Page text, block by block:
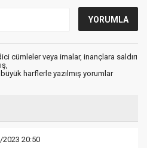
cümleler veya imalar, inançlara saldırı
harflerle yazılmış yorumlar
20:50